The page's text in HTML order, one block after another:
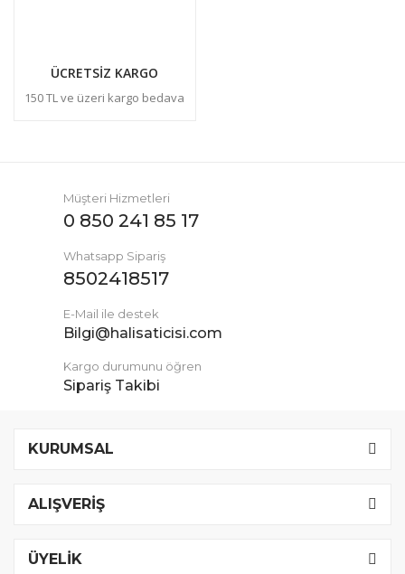
ÜCRETSİZ KARGO
150 TL ve üzeri kargo bedava
Müşteri Hizmetleri
0 850 241 85 17
Whatsapp Sipariş
8502418517
E-Mail ile destek
Bilgi@halisaticisi.com
Kargo durumunu öğren
Sipariş Takibi
KURUMSAL
ALIŞVERİŞ
ÜYELİK